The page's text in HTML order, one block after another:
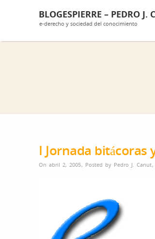
BLOGESPIERRE – PEDRO J.
e-derecho y sociedad del conocimiento
I Jornada bitácoras
On abril 2, 2005, Posted by Pedro J. Canut,